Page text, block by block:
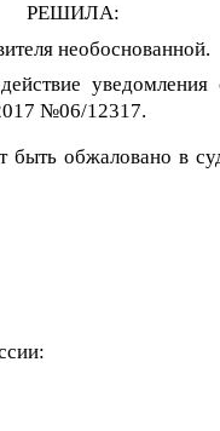
РЕШИЛА:
необоснованной.
№06/12317.
обжаловано в